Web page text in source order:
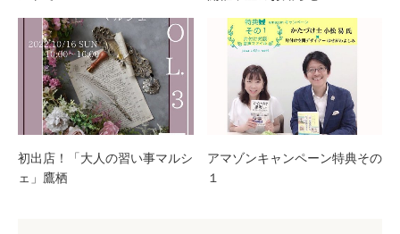
初出店！「大人の習い事マルシ
ェ」鷹栖
アマゾンキャンペーン特典その
１